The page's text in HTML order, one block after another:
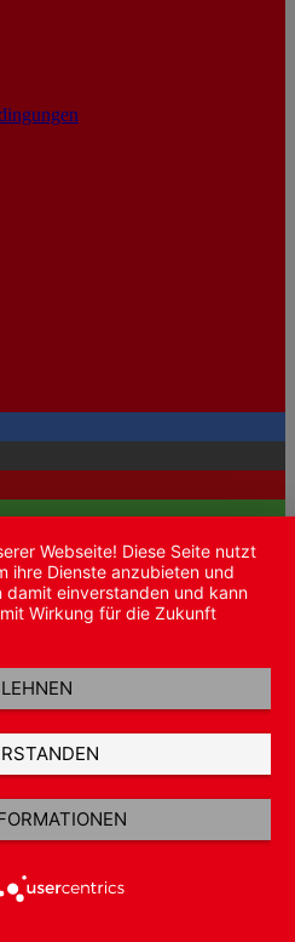
mbH
Webseite! Diese Seite nutzt
ihre Dienste anzubieten und
einverstanden und kann
Wirkung für die Zukunft